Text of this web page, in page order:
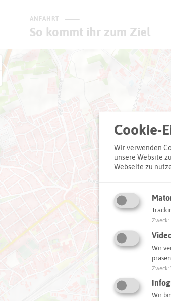
ANFAHRT
So kommt ihr zum Ziel
Cookie-
Wir verwenden
unsere Website
Webseite zu
Zweck:
Wir
Zweck:
Wir